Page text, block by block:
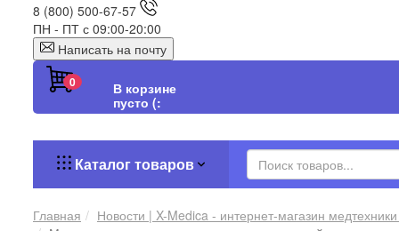
8 (800) 500-67-57
ПН - ПТ с 09:00-20:00
Написать на почту
0
В корзине
пусто (:
Каталог товаров
Главная
Новости | X-Medica - интернет-магазин